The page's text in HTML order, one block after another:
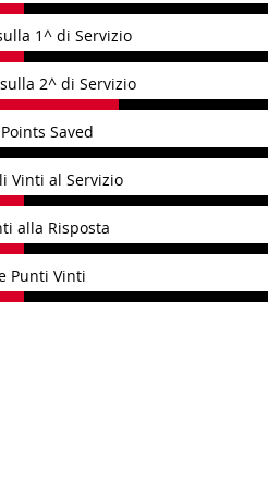
1^ di Servizio
2^ di Servizio
Saved
Vinti al Servizio
alla Risposta
Punti Vinti